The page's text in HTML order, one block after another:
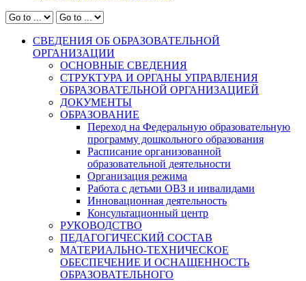
СВЕДЕНИЯ ОБ ОБРАЗОВАТЕЛЬНОЙ
ОРГАНИЗАЦИИ
ОСНОВНЫЕ СВЕДЕНИЯ
СТРУКТУРА И ОРГАНЫ УПРАВЛЕНИЯ
ОБРАЗОВАТЕЛЬНОЙ ОРГАНИЗАЦИЕЙ
ДОКУМЕНТЫ
ОБРАЗОВАНИЕ
Переход на Федеральную образовательную
программу дошкольного образования
Расписание организованной
образовательной деятельности
Организация режима
Работа с детьми ОВЗ и инвалидами
Инновационная деятельность
Консультационный центр
РУКОВОДСТВО
ПЕДАГОГИЧЕСКИЙ СОСТАВ
МАТЕРИАЛЬНО-ТЕХНИЧЕСКОЕ
ОБЕСПЕЧЕНИЕ И ОСНАЩЕННОСТЬ
ОБРАЗОВАТЕЛЬНОГО